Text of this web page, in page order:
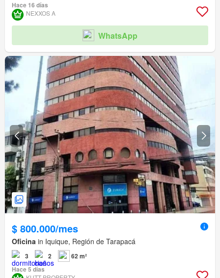
Hace 16 días
NEXXOS A
WhatsApp
$ 800.000/mes
Oficina in Iquique, Región de Tarapacá
3 2
62 m²
Hace 5 días